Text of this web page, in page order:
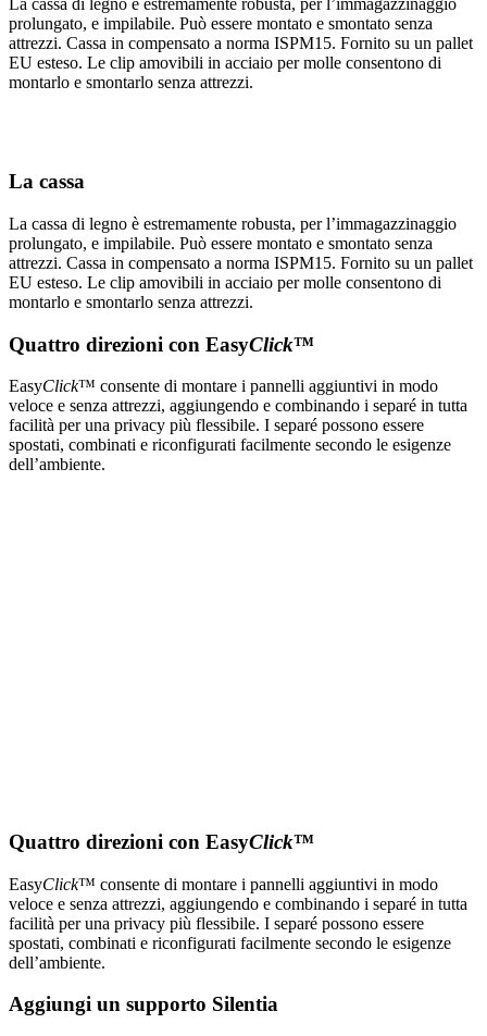
La cassa di legno è estremamente robusta, per l’immagazzinaggio
prolungato, e impilabile. Può essere montato e smontato senza
attrezzi. Cassa in compensato a norma ISPM15. Fornito su un pallet
EU esteso. Le clip amovibili in acciaio per molle consentono di
montarlo e smontarlo senza attrezzi.
La cassa
La cassa di legno è estremamente robusta, per l’immagazzinaggio
prolungato, e impilabile. Può essere montato e smontato senza
attrezzi. Cassa in compensato a norma ISPM15. Fornito su un pallet
EU esteso. Le clip amovibili in acciaio per molle consentono di
montarlo e smontarlo senza attrezzi.
Quattro direzioni con EasyClick™
EasyClick™ consente di montare i pannelli aggiuntivi in modo
veloce e senza attrezzi, aggiungendo e combinando i separé in tutta
facilità per una privacy più flessibile. I separé possono essere
spostati, combinati e riconfigurati facilmente secondo le esigenze
dell’ambiente.
Quattro direzioni con EasyClick™
EasyClick™ consente di montare i pannelli aggiuntivi in modo
veloce e senza attrezzi, aggiungendo e combinando i separé in tutta
facilità per una privacy più flessibile. I separé possono essere
spostati, combinati e riconfigurati facilmente secondo le esigenze
dell’ambiente.
Aggiungi un supporto Silentia